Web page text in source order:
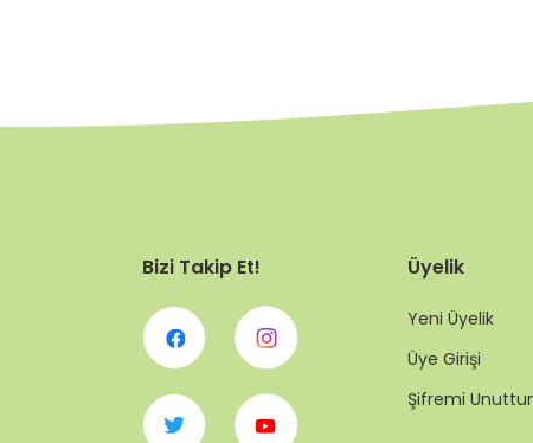
Bizi Takip Et! Üyelik
Yeni Üyelik
Üye Girişi
Şifremi